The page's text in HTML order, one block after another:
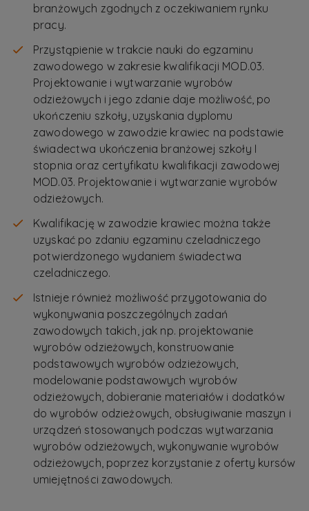
branżowych zgodnych z oczekiwaniem rynku
pracy.
Przystąpienie w trakcie nauki do egzaminu
zawodowego w zakresie kwalifikacji MOD.03.
Projektowanie i wytwarzanie wyrobów
odzieżowych i jego zdanie daje możliwość, po
ukończeniu szkoły, uzyskania dyplomu
zawodowego w zawodzie krawiec na podstawie
świadectwa ukończenia branżowej szkoły I
stopnia oraz certyfikatu kwalifikacji zawodowej
MOD.03. Projektowanie i wytwarzanie wyrobów
odzieżowych.
Kwalifikację w zawodzie krawiec można także
uzyskać po zdaniu egzaminu czeladniczego
potwierdzonego wydaniem świadectwa
czeladniczego.
Istnieje również możliwość przygotowania do
wykonywania poszczególnych zadań
zawodowych takich, jak np. projektowanie
wyrobów odzieżowych, konstruowanie
podstawowych wyrobów odzieżowych,
modelowanie podstawowych wyrobów
odzieżowych, dobieranie materiałów i dodatków
do wyrobów odzieżowych, obsługiwanie maszyn i
urządzeń stosowanych podczas wytwarzania
wyrobów odzieżowych, wykonywanie wyrobów
odzieżowych, poprzez korzystanie z oferty kursów
umiejętności zawodowych.